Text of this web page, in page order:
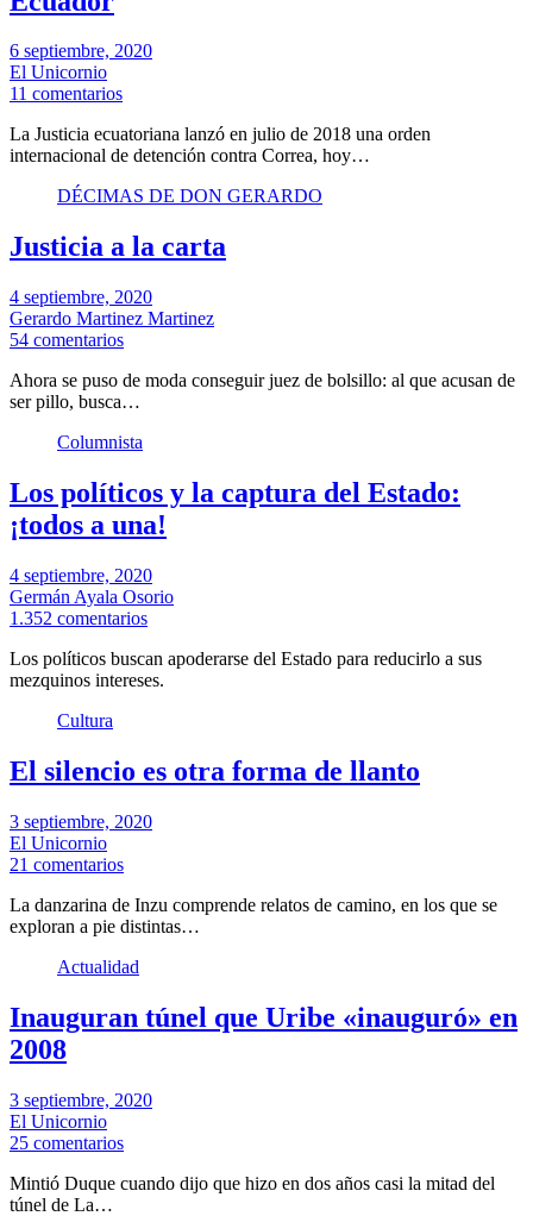
6 septiembre, 2020
El Unicornio
11 comentarios
La Justicia ecuatoriana lanzó en julio de 2018 una orden
internacional de detención contra Correa, hoy…
DÉCIMAS DE DON GERARDO
Justicia a la carta
4 septiembre, 2020
Gerardo Martinez Martinez
54 comentarios
Ahora se puso de moda conseguir juez de bolsillo: al que acusan de
ser pillo, busca…
Columnista
Los políticos y la captura del Estado:
¡todos a una!
4 septiembre, 2020
Germán Ayala Osorio
1.352 comentarios
Los políticos buscan apoderarse del Estado para reducirlo a sus
mezquinos intereses.
Cultura
El silencio es otra forma de llanto
3 septiembre, 2020
El Unicornio
21 comentarios
La danzarina de Inzu comprende relatos de camino, en los que se
exploran a pie distintas…
Actualidad
Inauguran túnel que Uribe «inauguró» en
2008
3 septiembre, 2020
El Unicornio
25 comentarios
Mintió Duque cuando dijo que hizo en dos años casi la mitad del
túnel de La…